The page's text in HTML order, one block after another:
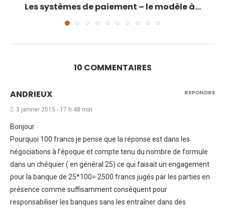
Les systèmes de paiement – le modèle à...
10 COMMENTAIRES
ANDRIEUX
3 janvier 2015 - 17 h 48 min
Bonjour
Pourquoi 100 francs je pense que la réponse est dans les
négociations à l’époque et compte tenu du nombre de formule
dans un chéquier ( en général 25) ce qui faisait un engagement
pour la banque de 25*100= 2500 francs jugés par les parties en
présence comme suffisamment conséquent pour
responsabiliser les banques sans les entraîner dans des
REPONDRE